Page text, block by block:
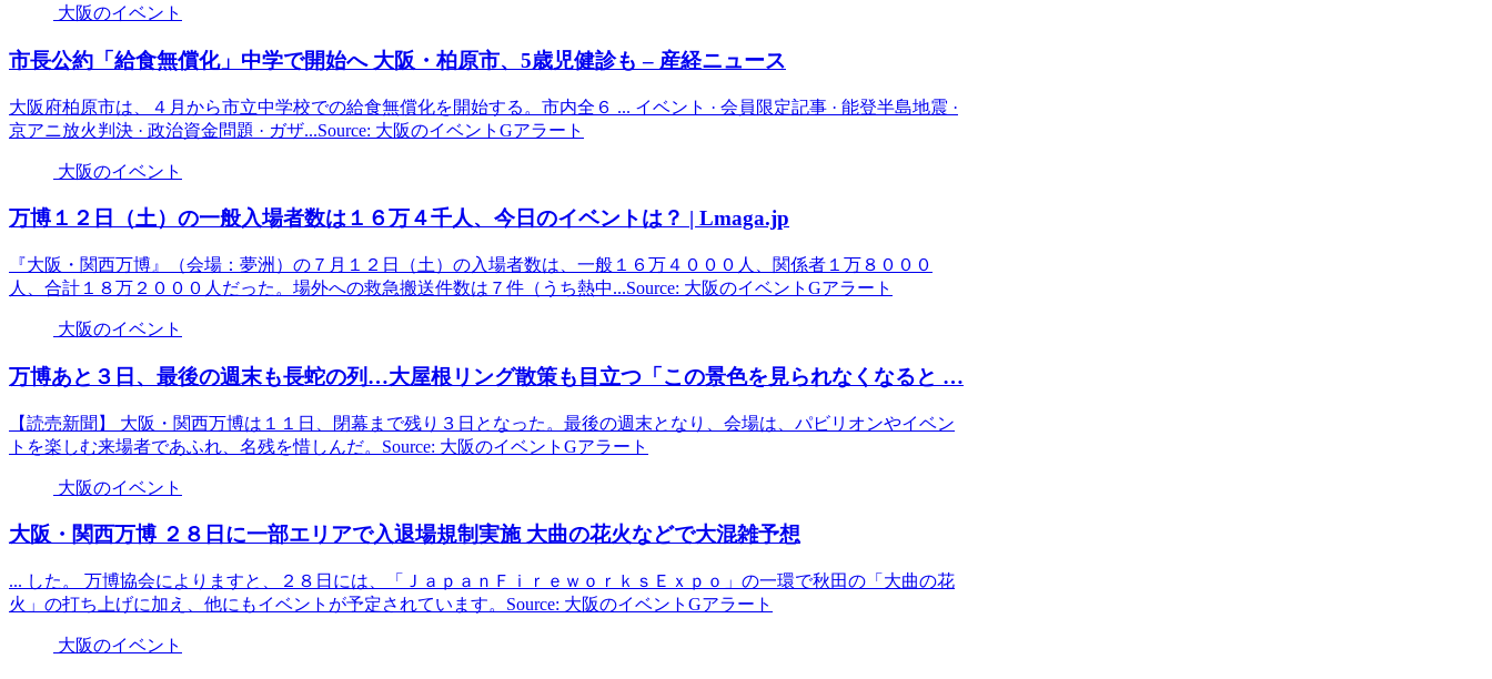
大阪のイベント
市長公約「給食無償化」中学で開始へ 大阪 ・柏原市、5歳児健診も – 産経ニュース
大阪府柏原市は、４月から市立中学校での給食無償化を開始する。市内全６ ... イベント · 会員限定記事 · 能登半島地震 ·
京アニ放火判決 · 政治資金問題 · ガザ...Source: 大阪のイベントGアラート
大阪のイベント
万博１２日（土）の一般入場者数は１６万４千人、今日のイベントは？ | Lmaga.jp
『大阪・関西万博』（会場：夢洲）の７月１２日（土）の入場者数は、一般１６万４０００人、関係者１万８０００
人、合計１８万２０００人だった。場外への救急搬送件数は７件（うち熱中...Source: 大阪のイベントGアラート
大阪のイベント
万博あと３日、最後の週末も長蛇の列…大屋根リング散策も目立つ「この景色を見られなくなると …
【読売新聞】 大阪・関西万博は１１日、閉幕まで残り３日となった。最後の週末となり、会場は、パビリオンやイベン
トを楽しむ来場者であふれ、名残を惜しんだ。Source: 大阪のイベントGアラート
大阪のイベント
大阪 ・関西万博 ２８日に一部エリアで入退場規制実施 大曲の花火などで大混雑予想
... した。 万博協会によりますと、２８日には、「ＪａｐａｎＦｉｒｅｗｏｒｋｓＥｘｐｏ」の一環で秋田の「大曲の花
火」の打ち上げに加え、他にもイベントが予定されています。Source: 大阪のイベントGアラート
大阪のイベント